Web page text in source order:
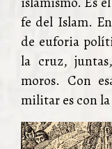
fe del Islam.
de euforia
la cruz,
moros. Con
militar es con